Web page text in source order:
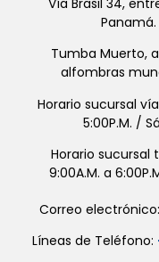
Tumba Muerto,
alfombras
Horario sucursal
5:00P.M. /
Horario sucursal
9:00A.M. a
Correo electrónico:
Líneas de Teléfono: